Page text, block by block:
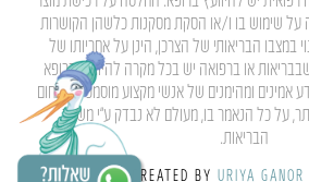
שימוש בו ו/או הסקת מסקנות כלשהן הקושרות
במצבו הבריאותי של הצרכן, הינן על אחריותו של
או ברפואה יש בכל מקרה להיוועץ ברופא
אמינים ומהימנים של אנשי מקצוע מוסמכים בתחום
על כל הנאמר בו, מעולם לא נבדק ע”י משרד
הבריאות.
CREATED BY URIYA GANOR